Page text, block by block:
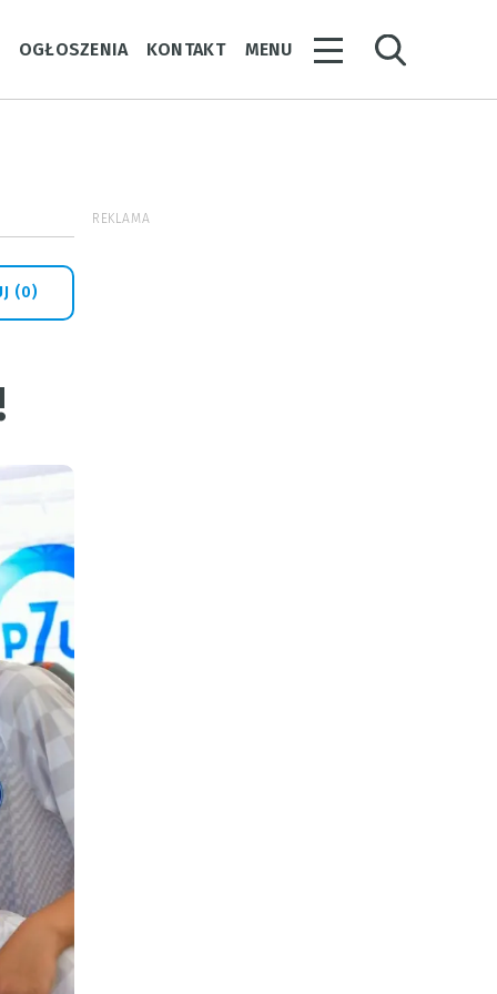
OGŁOSZENIA KONTAKT MENU
(0)
REKLAMA